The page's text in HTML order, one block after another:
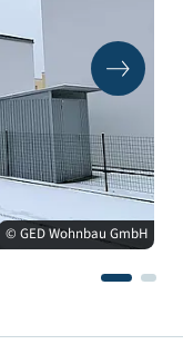
© GED Wohnbau GmbH